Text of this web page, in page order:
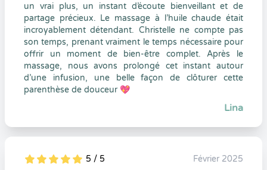
un vrai plus, un instant d’écoute bienveillant et de
partage précieux. Le massage à l’huile chaude était
incroyablement détendant. Christelle ne compte pas
son temps, prenant vraiment le temps nécessaire pour
offrir un moment de bien-être complet. Après le
massage, nous avons prolongé cet instant autour
d’une infusion, une belle façon de clôturer cette
parenthèse de douceur 💖
Lina
5
1
5
0 5 / 5
Février 2025